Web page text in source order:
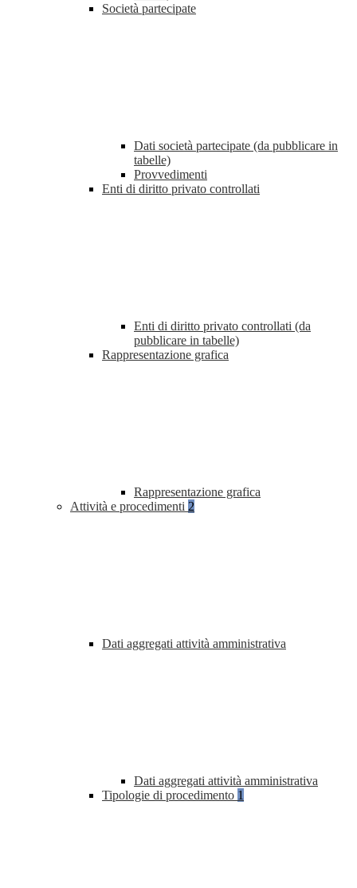
Società partecipate
Dati società partecipate (da pubblicare in
tabelle)
Provvedimenti
Enti di diritto privato controllati
Enti di diritto privato controllati (da
pubblicare in tabelle)
Rappresentazione grafica
Rappresentazione grafica
Attività e procedimenti 2
Dati aggregati attività amministrativa
Dati aggregati attività amministrativa
Tipologie di procedimento 1